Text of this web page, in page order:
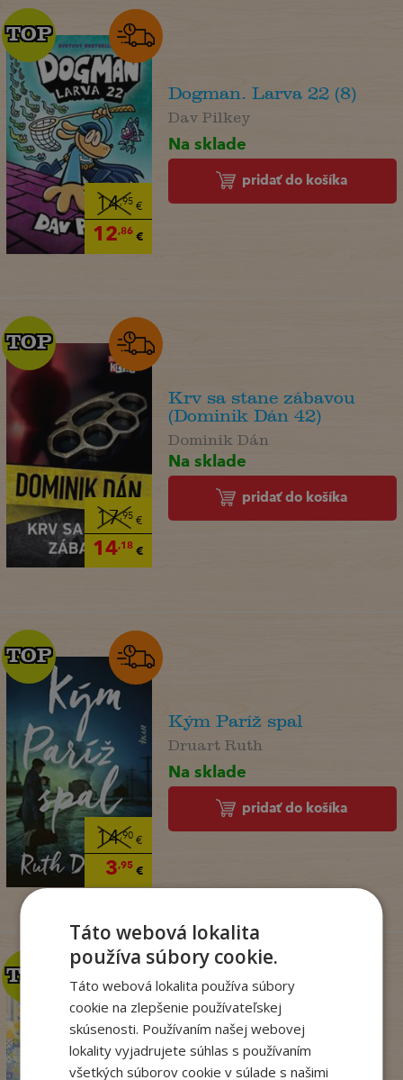
14,95€
12,86€
TOP
TOP
Dogman. Larva 22 (8)
Dav Pilkey
Na sklade
pridať do košíka
17,95€
14,18€
TOP
TOP
Krv sa stane zábavou
(Dominik Dán 42)
Dominik Dán
Na sklade
pridať do košíka
14,90€
3,95€
TOP
TOP
Kým Paríž spal
Druart Ruth
Na sklade
pridať do košíka
TOP
TOP
Penzión v Portugalsku
bez oriezky (v ...
Julie Caplin
Táto webová lokalita
používa súbory cookie.
Táto webová lokalita používa súbory
cookie na zlepšenie používateľskej
skúsenosti. Používaním našej webovej
lokality vyjadrujete súhlas s používaním
všetkých súborov cookie v súlade s našimi